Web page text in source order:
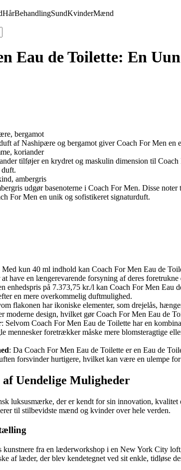
HårBehandlingSundKvinderMænd
Eau de Toilette: En
bergamot
af Nashipære og bergamot giver Coach For Men
koriander
tilføjer en krydret og maskulin dimension til
ambergris
udgør basenoterne i Coach For Men. Disse
For Men en unik og sofistikeret signaturduft.
Med kun 40 ml indhold kan Coach For Men Eau de
have en længerevarende forsyning af deres foretrukne
enhedspris på 7.373,75 kr./l kan Coach For Men Eau
en mere overkommelig duftmulighed.
flakonen har ikoniske elementer, som drejelås,
moderne design, hvilket gør Coach For Men Eau de
: Selvom Coach For Men Eau de Toilette har en
mennesker foretrækker måske mere blomsteragtige
: Da Coach For Men Eau de Toilette er en Eau de
forsvinder hurtigere, hvilket kan være en ulempe
af Uendelige Muligheder
luksusmærke, der er kendt for sin innovation,
til stilbevidste mænd og kvinder over hele verden.
kunstnere fra en læderworkshop i en New York City
af læder, der blev kendetegnet ved sit enkle, tidløse